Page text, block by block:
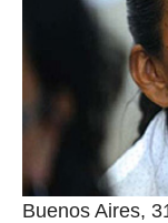
Buenos Aires,